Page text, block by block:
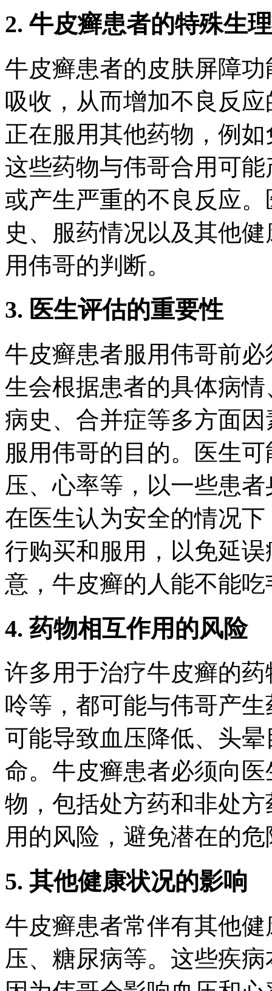
2. 牛皮癣患者的特殊生
牛皮癣患者的皮肤屏障
吸收，从而增加不良反
正在服用其他药物，例
这些药物与伟哥合用可
或产生严重的不良反应
史、服药情况以及其他
用伟哥的判断。
3. 医生评估的重要性
牛皮癣患者服用伟哥前
生会根据患者的具体病
病史、合并症等多方面
服用伟哥的目的。医生
压、心率等，以一些患
在医生认为安全的情况
行购买和服用，以免延
意，牛皮癣的人能不能
4. 药物相互作用的风险
许多用于治疗牛皮癣的
呤等，都可能与伟哥产
可能导致血压降低、头
命。牛皮癣患者必须向
物，包括处方药和非处
用的风险，避免潜在的危
5. 其他健康状况的影响
牛皮癣患者常伴有其他
压、糖尿病等。这些疾